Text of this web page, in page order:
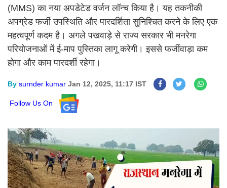
(MMS) का नया अपडेटेड वर्जन लॉन्च किया है। यह तकनीकी
अपग्रेड फर्जी उपस्थिति और पारदर्शिता सुनिश्चित करने के लिए एक
महत्वपूर्ण कदम है। अगले पखवाड़े से राज्य सरकार भी मनरेगा
परियोजनाओं में ई-माप पुस्तिका लागू करेगी। इससे फर्जीवाड़ा कम
होगा और काम पारदर्शी रहेगा।
By surnder kumar Jan 12, 2025, 11:17 IST
Follow Us On